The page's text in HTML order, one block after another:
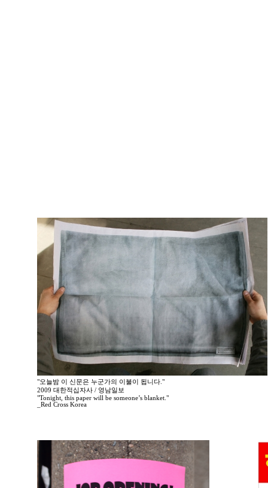
"오늘밤 이 신문은 누군가의 이불이 됩니다."
2009 대한적십자사 / 영남일보
"Tonight, this paper will be someone’s blanket."
_Red Cross Korea